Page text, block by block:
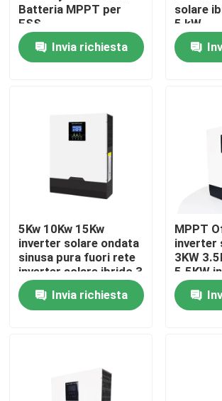
Prodotti
Chi siamo
Contattaci
notizie
Batteria dello ione LiFePO4 del litio
Batteria MPPT per
ESS
Invia richiesta
solare
5 kW
5Kw 10Kw 15Kw
inverter solare ondata
sinusa pura fuori rete
inverter solare ibrido 3
fase
Invia richiesta
MPPT
inverter
3KW
5.5KW